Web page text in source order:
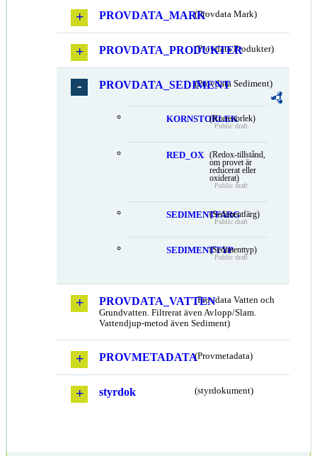
PROVDATA_MARK(Provdata Mark)
PROVDATA_PRODUKTER
(Provdata Produkter)
PROVDATA_SEDIMENT(Provdata Sediment)
KORNSTORLEK
(Kornstorlek)
Public draft
RED_OX
(Redox-tillstånd,
om provet är
reducerat eller
oxiderat)
Public draft
SEDIMENTFARG
(Sedimentfärg)
Public draft
SEDIMENTTYP(Sedimenttyp)
Public draft
PROVDATA_VATTEN(Provdata Vatten och
Grundvatten. Filtrerat även Avlopp/Slam.
Vattendjup-metod även Sediment)
PROVMETADATA(Provmetadata)
styrdok (styrdokument)